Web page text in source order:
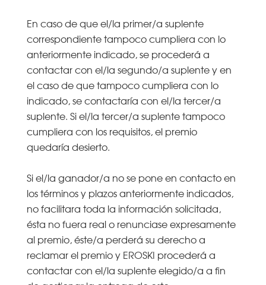
En caso de que el/la primer/a suplente
correspondiente tampoco cumpliera con lo
anteriormente indicado, se procederá a
contactar con el/la segundo/a suplente y en
el caso de que tampoco cumpliera con lo
indicado, se contactaría con el/la tercer/a
suplente. Si el/la tercer/a suplente tampoco
cumpliera con los requisitos, el premio
quedaría desierto.
Si el/la ganador/a no se pone en contacto en
los términos y plazos anteriormente indicados,
no facilitara toda la información solicitada,
ésta no fuera real o renunciase expresamente
al premio, éste/a perderá su derecho a
reclamar el premio y EROSKI procederá a
contactar con el/la suplente elegido/a a fin